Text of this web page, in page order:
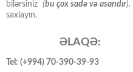
bilərsiniz (bu çox sadə və asandır).
saxlayın.
ƏLAQƏ:
Tel: (+994) 70-390-39-93